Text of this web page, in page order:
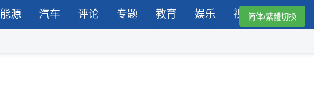
能源 汽车 评论 专题 教育 娱乐 视频简体/繁體切換